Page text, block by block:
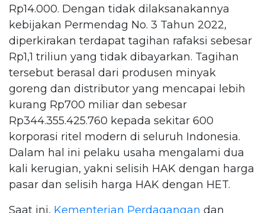
Rp14.000. Dengan tidak dilaksanakannya
kebijakan Permendag No. 3 Tahun 2022,
diperkirakan terdapat tagihan rafaksi sebesar
Rp1,1 triliun yang tidak dibayarkan. Tagihan
tersebut berasal dari produsen minyak
goreng dan distributor yang mencapai lebih
kurang Rp700 miliar dan sebesar
Rp344.355.425.760 kepada sekitar 600
korporasi ritel modern di seluruh Indonesia.
Dalam hal ini pelaku usaha mengalami dua
kali kerugian, yakni selisih HAK dengan harga
pasar dan selisih harga HAK dengan HET.
Saat ini, Kementerian Perdagangan dan